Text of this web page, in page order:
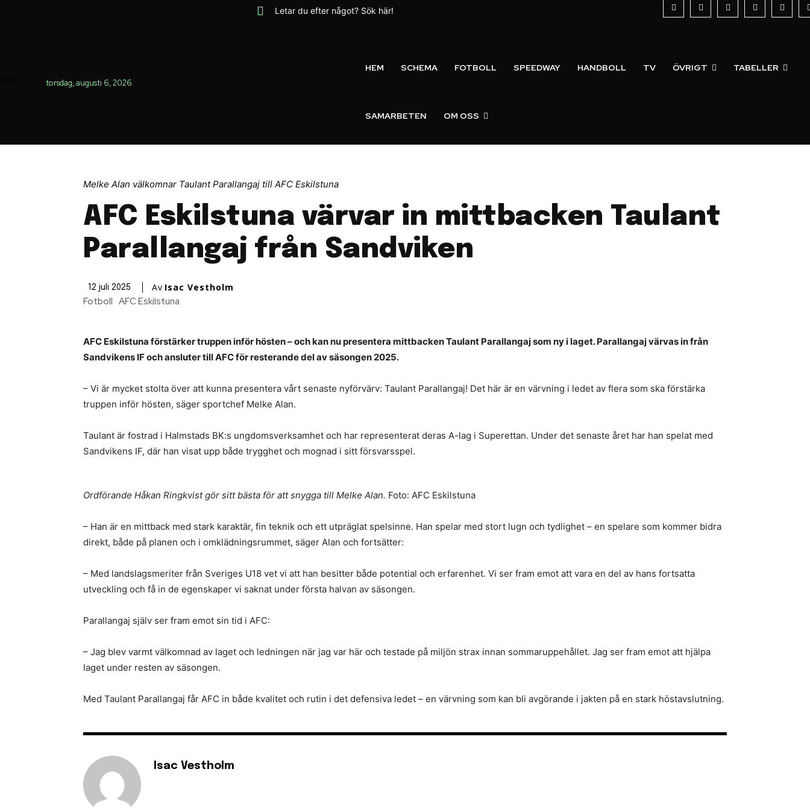
torsdag, augusti 6, 2026
Letar du efter något? Sök här!
HEM SCHEMA FOTBOLL SPEEDWAY HANDBOLL TV ÖVRIGT TABELLER
SAMARBETEN OM OSS
Melke Alan välkomnar Taulant Parallangaj till AFC Eskilstuna
AFC Eskilstuna värvar in mittbacken Taulant
Parallangaj från Sandviken
12 juli 2025 Av Isac Vestholm
Fotboll AFC Eskilstuna
AFC Eskilstuna förstärker truppen inför hösten – och kan nu presentera mittbacken Taulant Parallangaj som ny i laget. Parallangaj värvas in från
Sandvikens IF och ansluter till AFC för resterande del av säsongen 2025.
– Vi är mycket stolta över att kunna presentera vårt senaste nyförvärv: Taulant Parallangaj! Det här är en värvning i ledet av flera som ska förstärka
truppen inför hösten, säger sportchef Melke Alan.
Taulant är fostrad i Halmstads BK:s ungdomsverksamhet och har representerat deras A-lag i Superettan. Under det senaste året har han spelat med
Sandvikens IF, där han visat upp både trygghet och mognad i sitt försvarsspel.
Ordförande Håkan Ringkvist gör sitt bästa för att snygga till Melke Alan. Foto: AFC Eskilstuna
– Han är en mittback med stark karaktär, fin teknik och ett utpräglat spelsinne. Han spelar med stort lugn och tydlighet – en spelare som kommer bidra
direkt, både på planen och i omklädningsrummet, säger Alan och fortsätter:
– Med landslagsmeriter från Sveriges U18 vet vi att han besitter både potential och erfarenhet. Vi ser fram emot att vara en del av hans fortsatta
utveckling och få in de egenskaper vi saknat under första halvan av säsongen.
Parallangaj själv ser fram emot sin tid i AFC:
– Jag blev varmt välkomnad av laget och ledningen när jag var här och testade på miljön strax innan sommaruppehållet. Jag ser fram emot att hjälpa
laget under resten av säsongen.
Med Taulant Parallangaj får AFC in både kvalitet och rutin i det defensiva ledet – en värvning som kan bli avgörande i jakten på en stark höstavslutning.
Isac Vestholm